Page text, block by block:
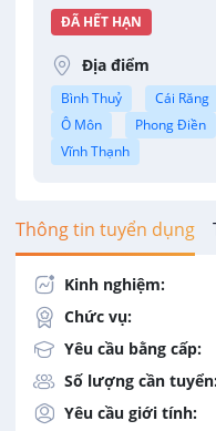
ĐÃ HẾT HẠN
Địa điểm
Bình Thuỷ Cái Răng
Ô Môn
Phong Điền
Vĩnh Thạnh
Thông tin tuyển dụng
Kinh nghiệm:
Chức vụ:
Yêu cầu bằng cấp:
Số lượng cần
Yêu cầu giới tính: